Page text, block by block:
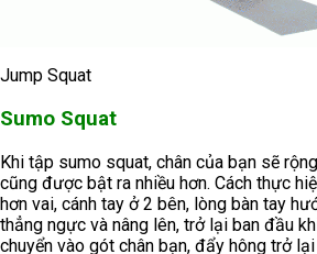
Jump Squat
Sumo Squat
Khi tập sumo squat, chân của bạn sẽ
cũng được bật ra nhiều hơn. Cách thực
hơn vai, cánh tay ở 2 bên, lòng bàn tay
thẳng ngực và nâng lên, trở lại ban đầu
chuyển vào gót chân bạn, đẩy hông trở